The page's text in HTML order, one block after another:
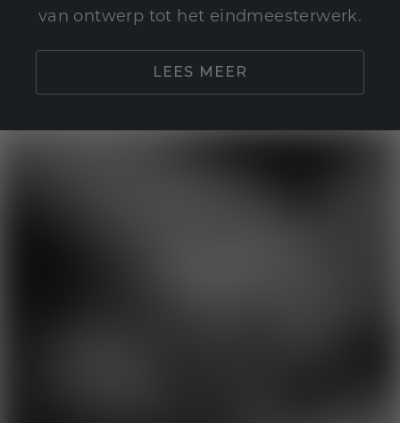
van ontwerp tot het eindmeesterwerk.
LEES MEER